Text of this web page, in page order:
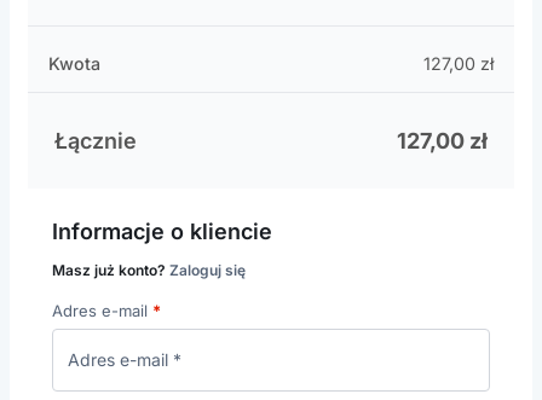
Kwota 127,00 zł
Łącznie 127,00 zł
Informacje o kliencie
Masz już konto? Zaloguj się
Adres e-mail *